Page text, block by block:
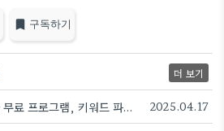
구독하기
더 보기
검색엔진 상위 노출을 위한 무료 프로그램, 키워드 파이터로 SEO 최적화하는 법 2025.04.17